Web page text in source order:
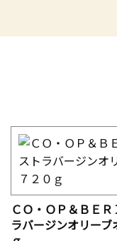
ＣＯ・ＯＰ＆ＢＥ
ラバージンオリーブ